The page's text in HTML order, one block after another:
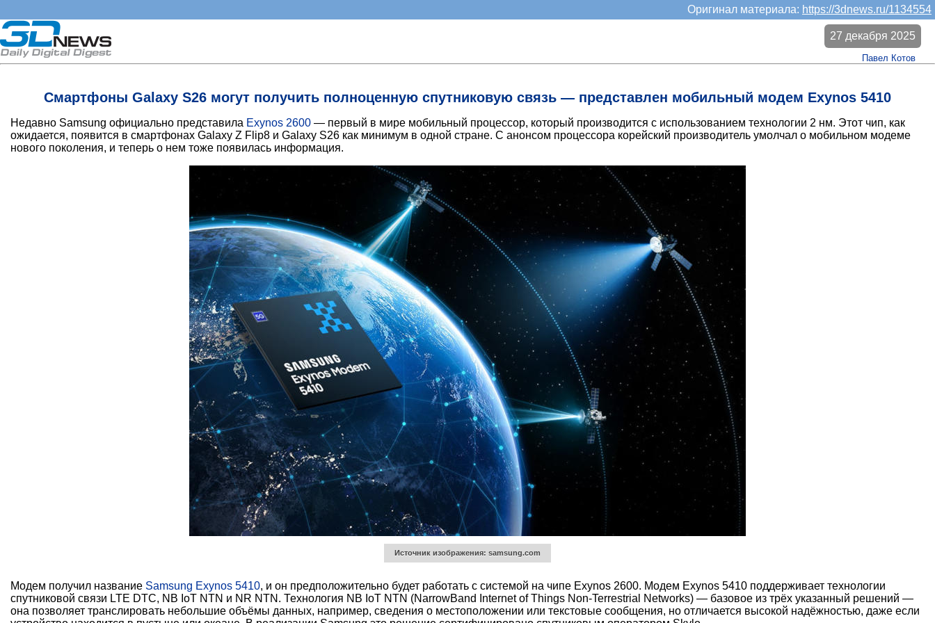
Оригинал материала: https://3dnews.ru/1134554
Смартфоны Galaxy S26 могут получить полноценную спутниковую связь — представлен мобильный модем Exynos 5410
27 декабря 2025
Павел Котов
Недавно Samsung официально представила Exynos 2600 — первый в мире мобильный процессор, который производится с использованием технологии 2 нм. Этот чип, как
ожидается, появится в смартфонах Galaxy Z Flip8 и Galaxy S26 как минимум в одной стране. С анонсом процессора корейский производитель умолчал о мобильном модеме
нового поколения, и теперь о нем тоже появилась информация.
Источник изображения: samsung.com
Модем получил название Samsung Exynos 5410, и он предположительно будет работать с системой на чипе Exynos 2600. Модем Exynos 5410 поддерживает технологии
спутниковой связи LTE DTC, NB IoT NTN и NR NTN. Технология NB IoT NTN (NarrowBand Internet of Things Non-Terrestrial Networks) — базовое из трёх указанный решений —
она позволяет транслировать небольшие объёмы данных, например, сведения о местоположении или текстовые сообщения, но отличается высокой надёжностью, даже если